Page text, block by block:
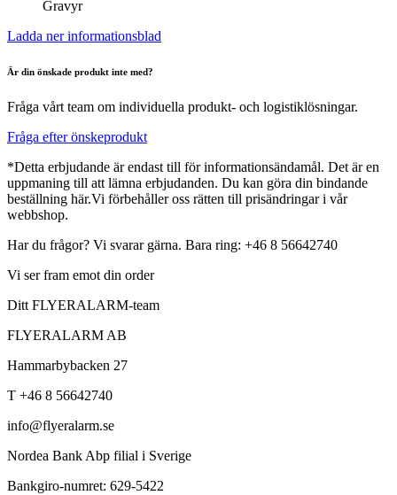
Gravyr
Ladda ner informationsblad
Är din önskade produkt inte med?
Fråga vårt team om individuella produkt- och logistiklösningar.
Fråga efter önskeprodukt
*Detta erbjudande är endast till för informationsändamål. Det är en
uppmaning till att lämna erbjudanden. Du kan göra din bindande
beställning här.Vi förbehåller oss rätten till prisändringar i vår
webbshop.
Har du frågor? Vi svarar gärna. Bara ring: +46 8 56642740
Vi ser fram emot din order
Ditt FLYERALARM-team
FLYERALARM AB
Hammarbybacken 27
T +46 8 56642740
info@flyeralarm.se
Nordea Bank Abp filial i Sverige
Bankgiro-numret: 629-5422